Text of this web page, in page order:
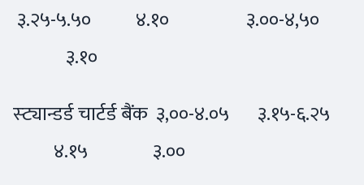
३.२५-५.५० ४.१० ३.००-४,५०
३.१०
स्ट्यान्डर्ड चार्टर्ड बैंक ३,००-४.०५ ३.१५-६.२५
४.१५ ३.००